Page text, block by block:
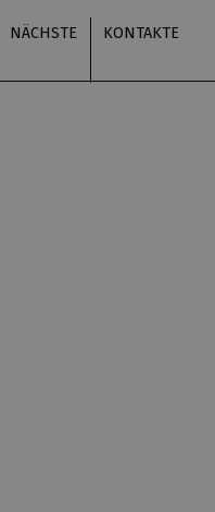
NÄCHSTE KONTAKTE